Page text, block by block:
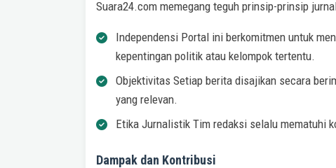
Suara24.com memegang teguh prinsip-prinsip
Independensi Portal ini berkomitmen untuk
kepentingan politik atau kelompok tertentu.
Objektivitas Setiap berita disajikan secara
yang relevan.
Etika Jurnalistik Tim redaksi selalu mematuhi
Dampak dan Kontribusi